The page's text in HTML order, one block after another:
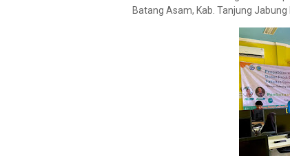
Batang Asam, Kab. Tanjung